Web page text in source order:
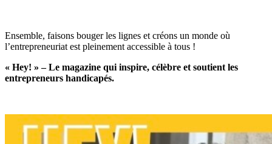
Ensemble, faisons bouger les lignes et créons un monde où
l’entrepreneuriat est pleinement accessible à tous !
« Hey! » – Le magazine qui inspire, célèbre et soutient les
entrepreneurs handicapés.